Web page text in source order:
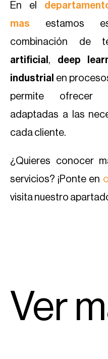
En el
mas estamos
combinación de
artificial , deep
industrial en
permite ofrecer
adaptadas a las
cada cliente.
¿Quieres conocer
servicios? ¡Ponte en
visita nuestro
Ver